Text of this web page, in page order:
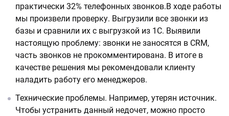
практически 32% телефонных звонков.В ходе работы
мы произвели проверку. Выгрузили все звонки из
базы и сравнили их с выгрузкой из 1С. Выявили
настоящую проблему: звонки не заносятся в CRM,
часть звонков не прокомментирована. В итоге в
качестве решения мы рекомендовали клиенту
наладить работу его менеджеров.
Технические проблемы. Например, утерян источник.
Чтобы устранить данный недочет, можно просто